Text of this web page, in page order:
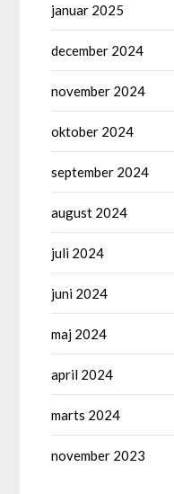
januar 2025
december 2024
november 2024
oktober 2024
september 2024
august 2024
juli 2024
juni 2024
maj 2024
april 2024
marts 2024
november 2023